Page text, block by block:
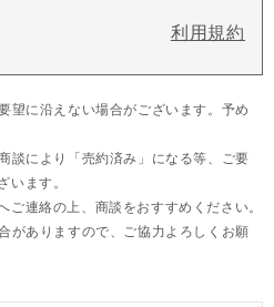
利用規約
望に沿えない場合がございます。予め
談により「売約済み」になる等、ご要
います。
ご連絡の上、商談をおすすめください。
がありますので、ご協力よろしくお願